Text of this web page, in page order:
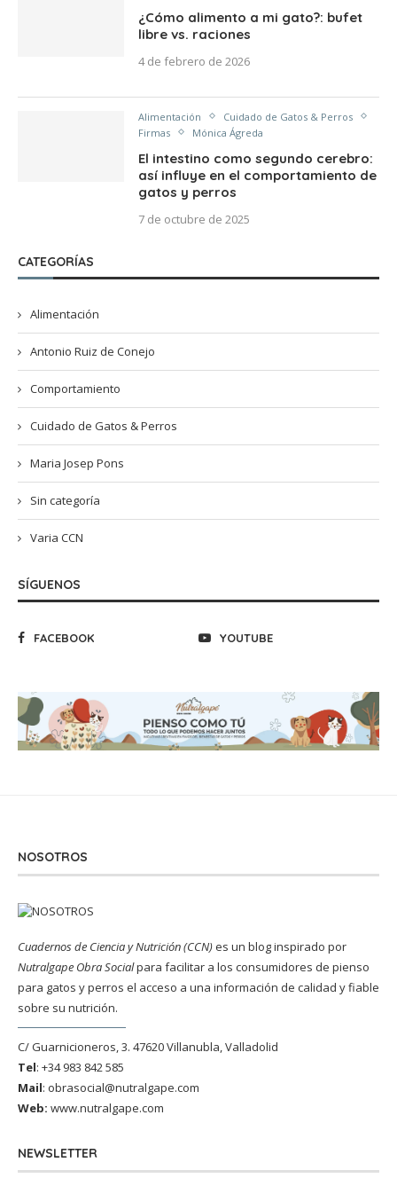
¿Cómo alimento a mi gato?: bufet
libre vs. raciones
4 de febrero de 2026
Alimentación
Cuidado de Gatos & Perros
Firmas
Mónica Ágreda
El intestino como segundo cerebro:
así influye en el comportamiento de
gatos y perros
7 de octubre de 2025
CATEGORÍAS
Alimentación
Antonio Ruiz de Conejo
Comportamiento
Cuidado de Gatos & Perros
Maria Josep Pons
Sin categoría
Varia CCN
SÍGUENOS
FACEBOOK YOUTUBE
NOSOTROS
Cuadernos de Ciencia y Nutrición (CCN)es un blog inspirado por
Nutralgape Obra Socialpara facilitar a los consumidores de pienso
para gatos y perros el acceso a una información de calidad y fiable
sobre su nutrición.
C/ Guarnicioneros, 3. 47620 Villanubla, Valladolid
Tel: +34 983 842 585
Mail: obrasocial@nutralgape.com
Web: www.nutralgape.com
NEWSLETTER